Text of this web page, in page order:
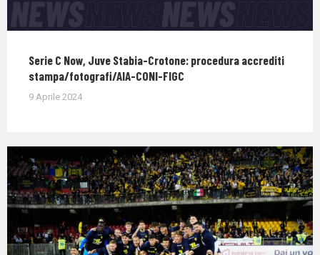
Serie C Now, Juve Stabia-Crotone: procedura accrediti
stampa/fotografi/AIA-CONI-FIGC
9 Aprile 2024